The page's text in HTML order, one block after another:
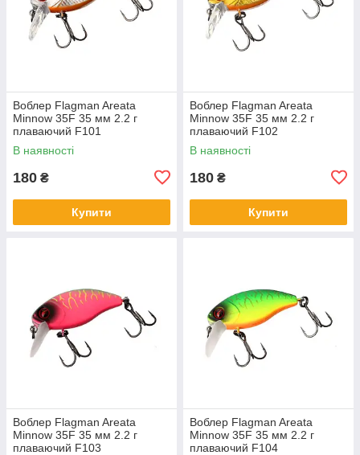
Воблер Flagman Areata
Minnow 35F 35 мм 2.2 г
плаваючий F101
В наявності
180 ₴
Купити
Воблер Flagman Areata
Minnow 35F 35 мм 2.2 г
плаваючий F102
В наявності
180 ₴
Купити
Воблер Flagman Areata
Minnow 35F 35 мм 2.2 г
плаваючий F103
Воблер Flagman Areata
Minnow 35F 35 мм 2.2 г
плаваючий F104